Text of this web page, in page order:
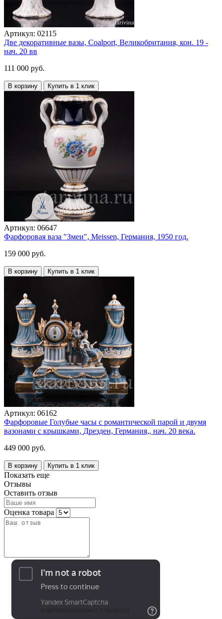
Артикул: 02115
Две декоративные вазы, Coalport, Великобритания, кон. 19 -
нач. 20 вв
111 000 руб.
В корзину Купить в 1 клик
Артикул: 06647
Фарфоровая ваза "Змеи", Meissen, Германия, 1950 год.
159 000 руб.
В корзину Купить в 1 клик
Артикул: 06162
Фарфоровые Голубые часы с романтической парой и двумя
вазонами с крышками, Дрезден, Германия,, нач. 20 века.
449 000 руб.
В корзину Купить в 1 клик
Показать еще
Отзывы
Оставить отзыв
Оценка товара